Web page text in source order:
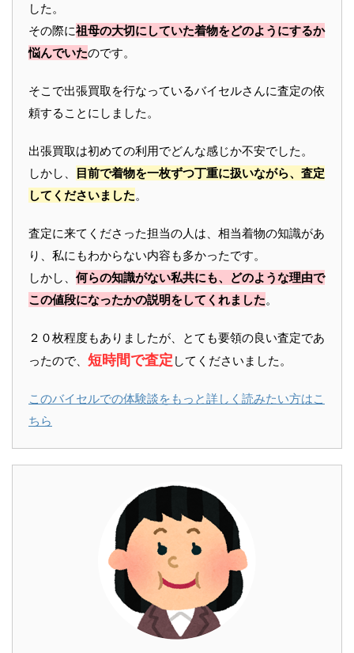
した。
その際に祖母の大切にしていた着物をどのようにするか
悩んでいたのです。
そこで出張買取を行なっているバイセルさんに査定の依
頼することにしました。
出張買取は初めての利用でどんな感じか不安でした。
しかし、
目前で着物を一枚ずつ丁重に扱いながら、査定
してくださいました。
査定に来てくださった担当の人は、相当着物の知識があ
り、私にもわからない内容も多かったです。
しかし、 何らの知識がない私共にも、どのような理由で
この値段になったかの説明をしてくれました。
２０枚程度もありましたが、とても要領の良い査定であ
ったので、 短時間で査定 してくださいました。
このバイセルでの体験談をもっと詳しく読みたい方はこ
ちら